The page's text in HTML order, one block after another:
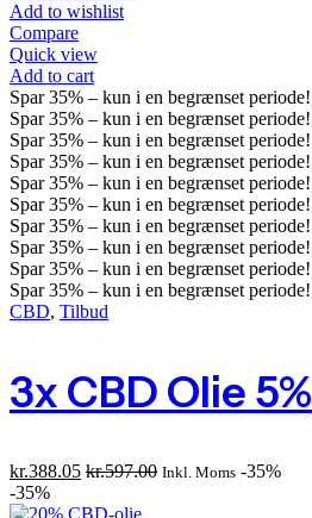
Add to wishlist
Compare
Quick view
Add to cart
Spar35% – kun i en begrænset periode!
Spar35% – kun i en begrænset periode!
Spar35% – kun i en begrænset periode!
Spar35% – kun i en begrænset periode!
Spar35% – kun i en begrænset periode!
Spar35% – kun i en begrænset periode!
Spar35% – kun i en begrænset periode!
Spar35% – kun i en begrænset periode!
Spar35% – kun i en begrænset periode!
Spar35% – kun i en begrænset periode!
CBD, Tilbud
3x CBD Olie 5%
kr.388.05 kr.597.00 Inkl. Moms -35%
-35%